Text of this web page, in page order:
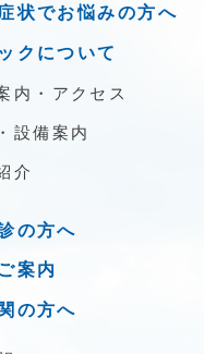
状でお悩みの方へ
クについて
内・アクセス
設備案内
介
の方へ
案内
の方へ